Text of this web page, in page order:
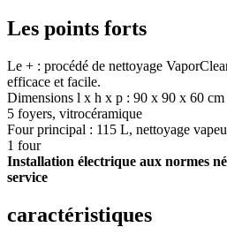
Les points forts
Le + : procédé de nettoyage
efficace et facile.
Dimensions l x h x p : 90 x 90 x 60 cm
5 foyers, vitrocéramique
Four principal : 115 L, nettoyage
1 four
Installation électrique aux normes
service
caractéristiques